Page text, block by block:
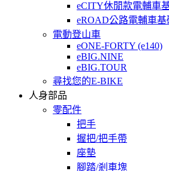
eCITY休閒款電輔車
eROAD公路電輔車基
電動登山車
eONE-FORTY (e140)
eBIG.NINE
eBIG.TOUR
尋找您的E-BIKE
人身部品
零配件
把手
握把/把手帶
座墊
腳踏/剎車塊